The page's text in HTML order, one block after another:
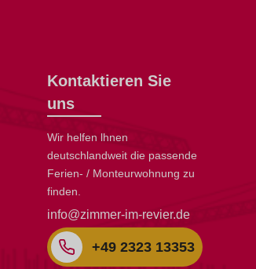
Kontaktieren Sie
uns
Wir helfen lhnen
deutschlandweit die passende
Ferien- / Monteurwohnung zu
finden.
info@zimmer-im-revier.de
+49 2323 13353